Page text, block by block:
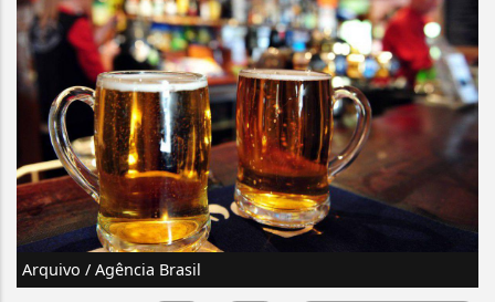
Arquivo / Agência Brasil